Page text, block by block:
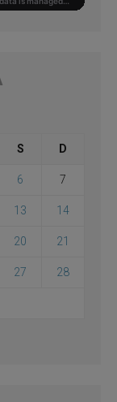
S D
6 7
13 14
20 21
27 28